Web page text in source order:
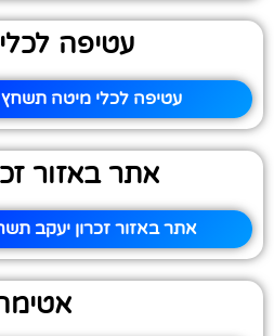
עטיפה
עטיפה לכלי מיטה תשחץ
אתר באזור
אתר באזור זכרון יעקב